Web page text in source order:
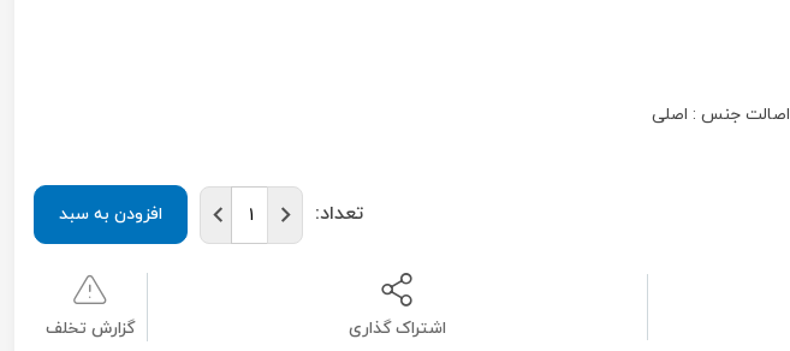
اصالت جنس : اصلی
تعداد: افزودن به سبد
اشتراک گذاری گزارش تخلف